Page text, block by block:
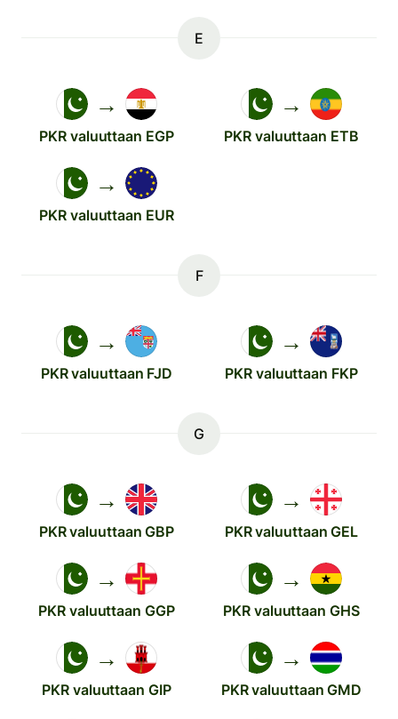
E
→
PKR valuuttaan EGP
→
PKR valuuttaan ETB
→
PKR valuuttaan EUR
F
→
PKR valuuttaan FJD
→
PKR valuuttaan FKP
G
→
PKR valuuttaan GBP
→
PKR valuuttaan GEL
→
PKR valuuttaan GGP
→
PKR valuuttaan GHS
→
PKR valuuttaan GIP
→
PKR valuuttaan GMD